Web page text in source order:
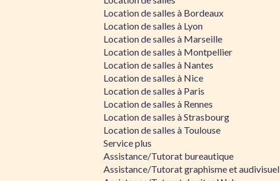
Location de salles à Bordeaux
Location de salles à Lyon
Location de salles à Marseille
Location de salles à Montpellier
Location de salles à Nantes
Location de salles à Nice
Location de salles à Paris
Location de salles à Rennes
Location de salles à Strasbourg
Location de salles à Toulouse
Service plus
Assistance/Tutorat bureautique
Assistance/Tutorat graphisme et audivisuel